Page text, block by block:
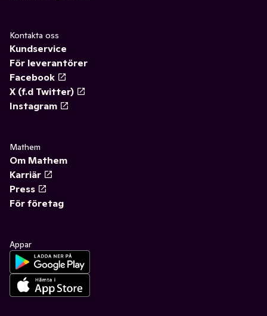
Kontakta oss
Kundservice
För leverantörer
Facebook
X (f.d Twitter)
Instagram
Mathem
Om Mathem
Karriär
Press
För företag
Appar